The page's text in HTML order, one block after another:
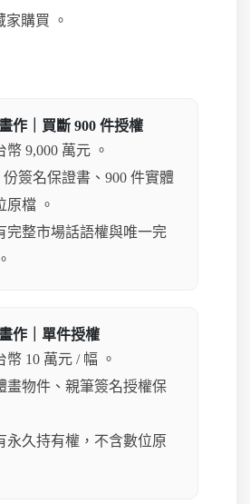
家購買 。
作｜買斷 900 件授權
9,000 萬元 。
份簽名保證書、900 件實體
原檔 。
完整市場話語權與唯一完
作｜單件授權
10 萬元 / 幅 。
畫物件、親筆簽名授權保
永久持有權，不含數位原